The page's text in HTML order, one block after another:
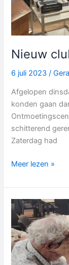
Nieuw
6 juli 2023/
Afgelopen
konden gaan
schitterend
Zaterdag had
Nieuw
Meer lezen »